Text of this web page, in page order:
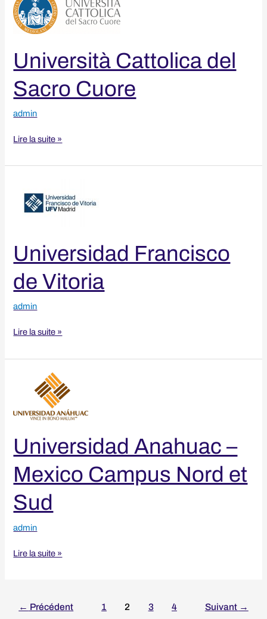
Università Cattolica del
Sacro Cuore
admin
Cattolica
del
Sacro
Lire la suite »
Universidad Francisco
de Vitoria
admin
Francisco
Lire la suite »
Universidad Anahuac –
Mexico Campus Nord et
Sud
admin
Universidad
Anahuac
Mexico
Nord
et
Sud
Lire la suite »
← Précédent 1 2 3 4 Suivant →